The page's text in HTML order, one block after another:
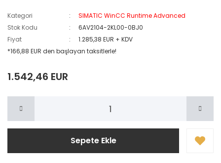
Kategori
SIMATIC WinCC Runtime Advanced
Stok Kodu
6AV2104-2KL00-0BJ0
Fiyat
1.285,38 EUR + KDV
*166,88 EUR den başlayan taksitlerle!
1.542,46 EUR
Sepete Ekle